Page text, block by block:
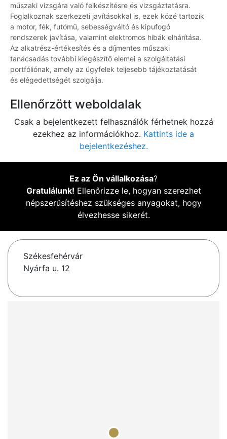
műszaki vizsgára való felkészítésre és vizsgáztatásra.
Foglalkoznak szerkezeti javításokkal is, ezek közé tartozik
a motor, fék, futómű, sebességváltó és kipufogó
rendszerek javítása, valamint elektromos hibák elhárítása.
Az alkatrész-értékesítés és a díjmentes műszaki
tanácsadás további kiegészítő elemei a szolgáltatási
portfóliónak, amely az ügyfelek teljesebb tájékoztatását
és elégedettségét szolgálja.
Ellenőrzött weboldalak
Csak a bejelentkezett felhasználók férhetnek hozzá
ezekhez az információkhoz. Kattints ide a
bejelentkezéshez.
Ez az Ön vállalkozása?
Gratulálunk! Ellenőrizze le, hogyan szerezhet
népszerűsítéshez szükséges anyagokat, hogy
élvezhesse sikerét.
Székesfehérvár
Nyárfa u. 12